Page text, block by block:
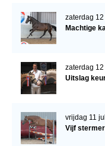
zaterdag 12
Machtige
zaterdag 12
Uitslag
vrijdag 11
Vijf